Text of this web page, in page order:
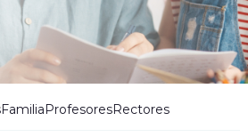
FamiliaProfesoresRectores